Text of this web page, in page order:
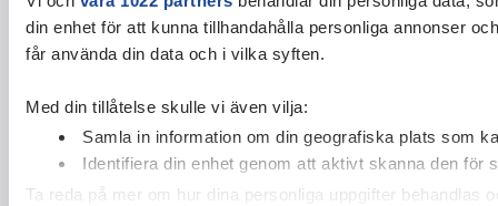
din enhet för att kunna tillhandahålla personliga annonser
får använda din data och i vilka syften.
Med din tillåtelse skulle vi även vilja:
Samla in information om din geografiska plats som
Identifiera din enhet genom att aktivt skanna den för
Ta reda på mer om hur dina personliga uppgifter behandlas